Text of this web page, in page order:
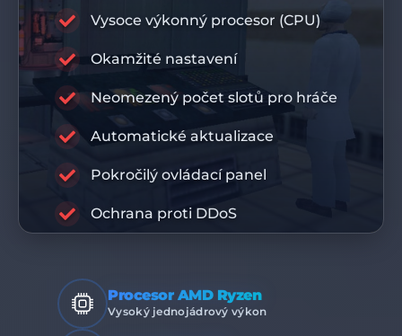
Vysoce výkonný procesor (CPU)
Okamžité nastavení
Neomezený počet slotů pro hráče
Automatické aktualizace
Pokročilý ovládací panel
Ochrana proti DDoS
10% SLEVOVÝ KÓD
DIS10
Procesor AMD Ryzen
Vysoký jednojádrový výkon